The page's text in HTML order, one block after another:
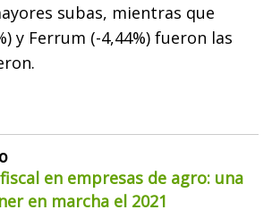
subas, mientras que
y Ferrum (-4,44%) fueron las
en empresas de agro: una
en marcha el 2021